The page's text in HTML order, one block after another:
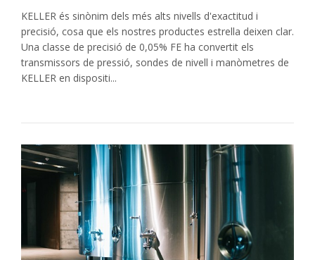
KELLER és sinònim dels més alts nivells d'exactitud i
precisió, cosa que els nostres productes estrella deixen clar.
Una classe de precisió de 0,05% FE ha convertit els
transmissors de pressió, sondes de nivell i manòmetres de
KELLER en dispositi...